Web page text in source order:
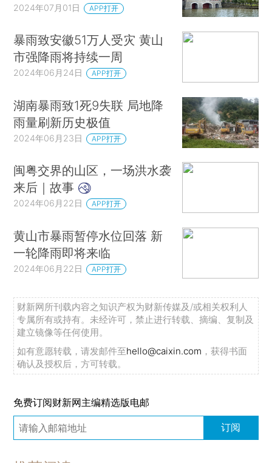
2024年07月01日 APP打开
暴雨致安徽51万人受灾 黄山
市强降雨将持续一周
2024年06月24日 APP打开
湖南暴雨致1死9失联 局地降
雨量刷新历史极值
2024年06月23日 APP打开
闽粤交界的山区，一场洪水袭
来后｜故事
2024年06月22日 APP打开
黄山市暴雨暂停水位回落 新
一轮降雨即将来临
2024年06月22日 APP打开
财新网所刊载内容之知识产权为财新传媒及/或相关权利人
专属所有或持有。未经许可，禁止进行转载、摘编、复制及
建立镜像等任何使用。
如有意愿转载，请发邮件至hello@caixin.com ，获得书面
确认及授权后，方可转载。
免费订阅财新网主编精选版电邮
订阅